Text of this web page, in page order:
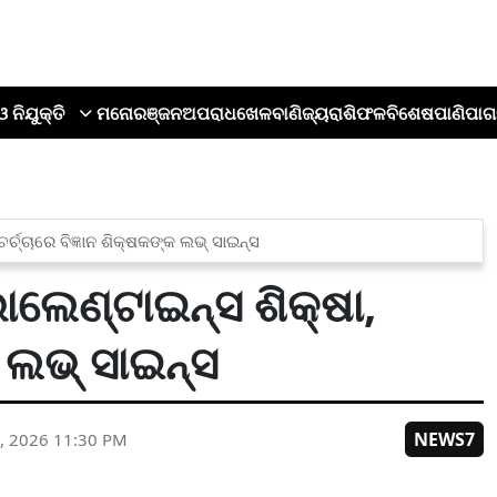
ନିଯୁକ୍ତି ମନୋରଞ୍ଜନଅପରାଧଖେଳବାଣିଜ୍ୟରାଶିଫଳବିଶେଷପାଣିପାଗ
ବିଜ୍ଞାନ ଶିକ୍ଷକଙ୍କ ଲଭ୍ ସାଇନ୍ସ
ଶିକ୍ଷା,
ଲଭ୍ ସାଇନ୍ସ
2026 11:30 PM NEWS7